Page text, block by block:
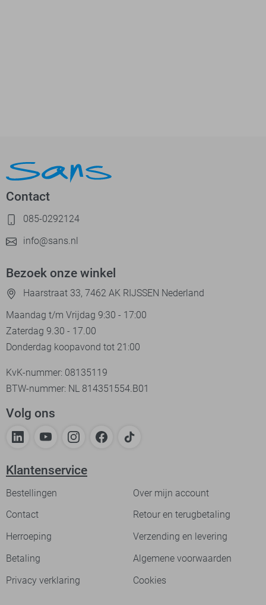
Contact
085-0292124
info@sans.nl
Bezoek onze winkel
Haarstraat 33, 7462 AK RIJSSEN Nederland
Maandag t/m Vrijdag 9:30 - 17:00
Zaterdag 9.30 - 17.00
Donderdag koopavond tot 21:00
KvK-nummer: 08135119
BTW-nummer: NL 814351554.B01
Volg ons
Klantenservice
Bestellingen
Over mijn account
Contact
Retour en terugbetaling
Herroeping
Verzending en levering
Betaling
Algemene voorwaarden
Privacy verklaring
Cookies